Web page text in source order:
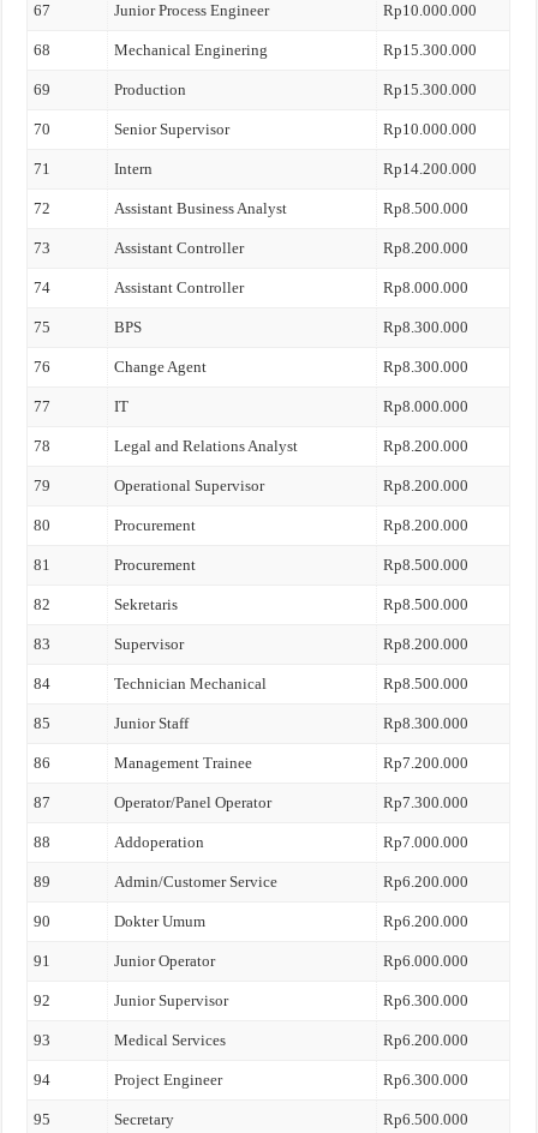
67 Junior Process Engineer Rp10.000.000
68 Mechanical Enginering Rp15.300.000
69 Production Rp15.300.000
70 Senior Supervisor Rp10.000.000
71 Intern Rp14.200.000
72 Assistant Business Analyst Rp8.500.000
73 Assistant Controller Rp8.200.000
74 Assistant Controller Rp8.000.000
75 BPS Rp8.300.000
76 Change Agent Rp8.300.000
77 IT Rp8.000.000
78 Legal and Relations Analyst Rp8.200.000
79 Operational Supervisor Rp8.200.000
80 Procurement Rp8.200.000
81 Procurement Rp8.500.000
82 Sekretaris Rp8.500.000
83 Supervisor Rp8.200.000
84 Technician Mechanical Rp8.500.000
85 Junior Staff Rp8.300.000
86 Management Trainee Rp7.200.000
87 Operator/Panel Operator Rp7.300.000
88 Addoperation Rp7.000.000
89 Admin/Customer Service Rp6.200.000
90 Dokter Umum Rp6.200.000
91 Junior Operator Rp6.000.000
92 Junior Supervisor Rp6.300.000
93 Medical Services Rp6.200.000
94 Project Engineer Rp6.300.000
95 Secretary Rp6.500.000